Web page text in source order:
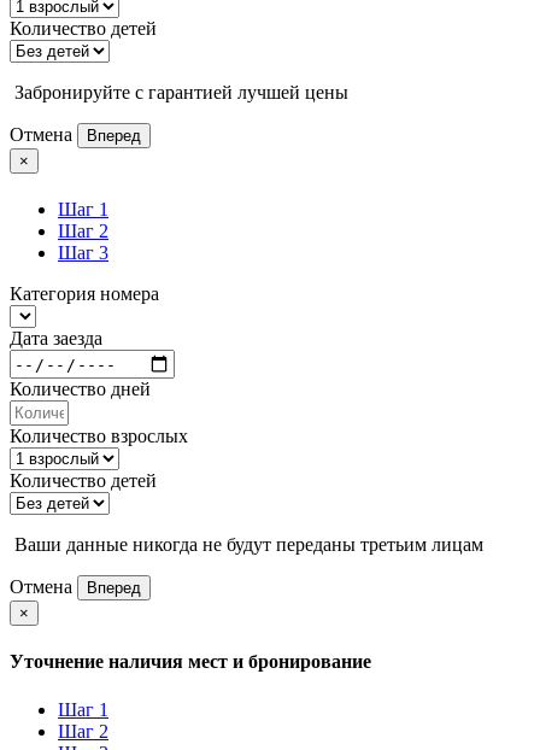
Количество детей
Забронируйте с гарантией лучшей цены
Отмена
Вперед
×
Шаг 1
Шаг 2
Шаг 3
Категория номера
Дата заезда
Количество дней
Количество взрослых
Количество детей
Ваши данные никогда не будут переданы третьим лицам
Отмена
Вперед
×
Уточнение наличия мест и бронирование
Шаг 1
Шаг 2